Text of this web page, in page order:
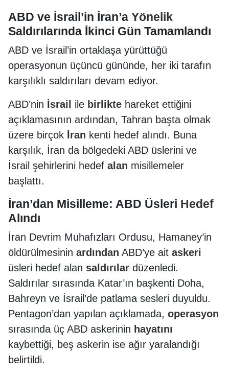
ABD ve İsrail’in İran’a Yönelik
Saldırılarında İkinci Gün Tamamlandı
ABD ve İsrail’in ortaklaşa yürüttüğü
operasyonun üçüncü gününde, her iki tarafın
karşılıklı saldırıları devam ediyor.
ABD’nin İsrail ile birlikte hareket ettiğini
açıklamasının ardından, Tahran başta olmak
üzere birçok İran kenti hedef alındı. Buna
karşılık, İran da bölgedeki ABD üslerini ve
İsrail şehirlerini hedef alan misillemeler
başlattı.
İran’dan Misilleme: ABD Üsleri Hedef
Alındı
İran Devrim Muhafızları Ordusu, Hamaney’in
öldürülmesinin ardından ABD’ye ait askeri
üsleri hedef alan saldırılar düzenledi.
Saldırılar sırasında Katar’ın başkenti Doha,
Bahreyn ve İsrail’de patlama sesleri duyuldu.
Pentagon’dan yapılan açıklamada, operasyon
sırasında üç ABD askerinin hayatını
kaybettiği, beş askerin ise ağır yaralandığı
belirtildi.